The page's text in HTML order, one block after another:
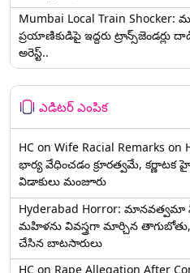
Mumbai Local Train
ప్రయాణికుడిపై ఇద్దరు
అరెస్ట్..
ఎడిటర్ ఎంపిక
HC on Wife Racial Remarks
భార్య వేధించ‌డం క్రూర‌త్వ‌మే, కర్ణాటక
విడాకులు మంజూరు
Hyderabad Horror:
మహిళను వివస్త్రగా మార్చిన
చేసిన బాటసారులు
HC on Rape Allegation After